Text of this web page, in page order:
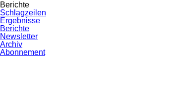
Berichte
Navigation
überspringen
Schlagzeilen
Ergebnisse
Berichte
Newsletter
Archiv
Abonnement